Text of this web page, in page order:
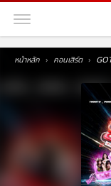
หน้าหลัก คอนเสิร์ต